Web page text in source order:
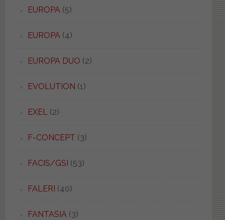
EUROPA(5)
EUROPA(4)
EUROPA DUO (2)
EVOLUTION (1)
EXEL(2)
F-CONCEPT (3)
FACIS/GSI (53)
FALERI (40)
FANTASIA(3)